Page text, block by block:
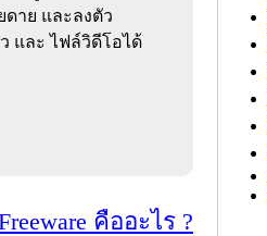
าย และลงตัว
และ ไฟล์วิดีโอได้
คืออะไร ?